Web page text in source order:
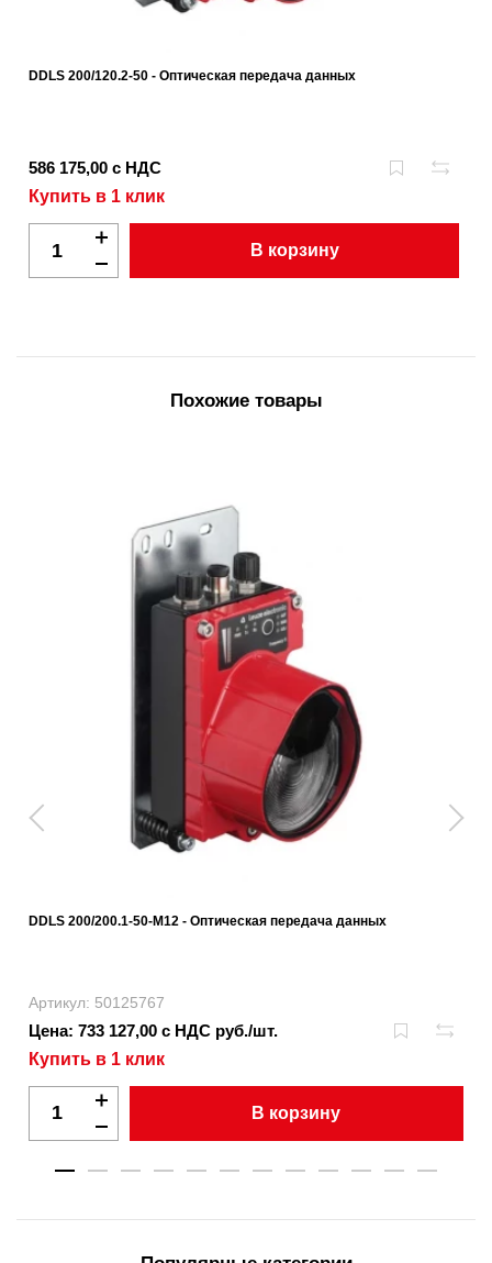
DDLS 200/120.2-50 - Оптическая передача данных
586 175,00 с НДС
Купить в 1 клик
В корзину
Похожие товары
DDLS 200/200.1-50-M12 - Оптическая передача данных
Артикул: 50125767
Цена: 733 127,00 с НДС руб./шт.
Купить в 1 клик
В корзину